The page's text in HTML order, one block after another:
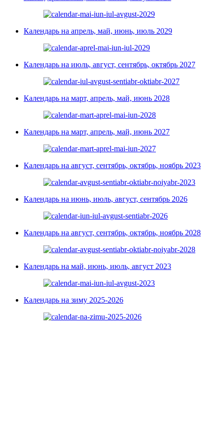
Календарь на апрель, май, июнь, июль 2029
Календарь на июль, август, сентябрь, октябрь 2027
Календарь на март, апрель, май, июнь 2028
Календарь на март, апрель, май, июнь 2027
Календарь на август, сентябрь, октябрь, ноябрь 2023
Календарь на июнь, июль, август, сентябрь 2026
Календарь на август, сентябрь, октябрь, ноябрь 2028
Календарь на май, июнь, июль, август 2023
Календарь на зиму 2025-2026